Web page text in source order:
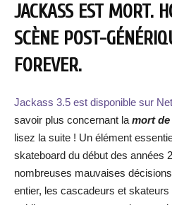
JACKASS EST MORT.
SCÈNE POST-
FOREVER.
Jackass 3.5 est disponible sur
savoir plus concernant la mort de
lisez la suite ! Un élément
skateboard du début des années
nombreuses mauvaises
entier, les cascadeurs et